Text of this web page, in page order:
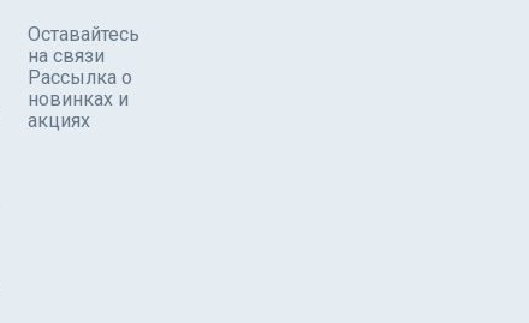
Оставайтесь
на связи
Рассылка о
новинках и
акциях